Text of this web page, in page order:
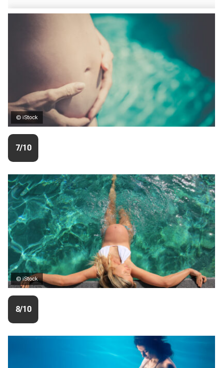
© iStock
7/10
© iStock
8/10